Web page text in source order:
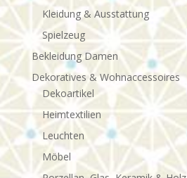
Kleidung & Ausstattung
Spielzeug
Bekleidung Damen
Dekoratives & Wohnaccessoires
Dekoartikel
Heimtextilien
Leuchten
Möbel